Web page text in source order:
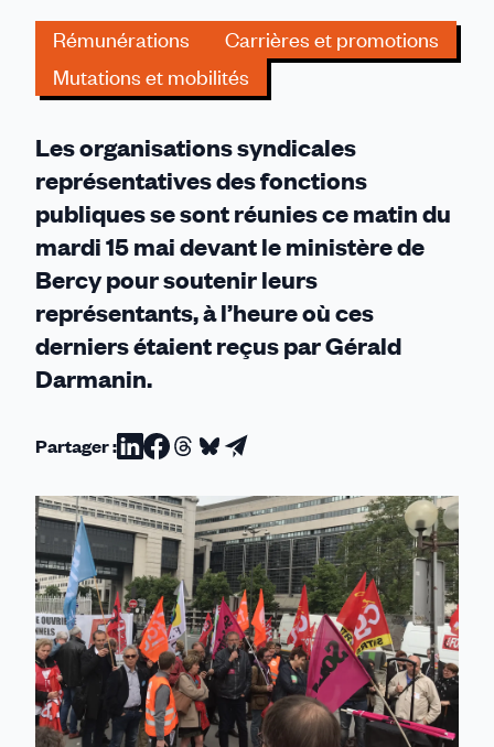
continuité
de
l’Etat
et
services
publics
Rémunérations
Carrières et promotions
Mutations et mobilités
Les organisations syndicales
représentatives des fonctions
publiques se sont réunies ce matin du
mardi 15 mai devant le ministère de
Bercy pour soutenir leurs
représentants, à l’heure où ces
derniers étaient reçus par Gérald
Darmanin.
Partager :Partager
sur
Linkedin
Partager
sur
Facebook
Partager
sur
Threads
Partager
sur
Bluesky
Partager
par
email